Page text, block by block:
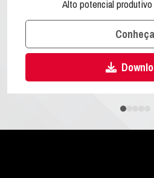
Alto potencial
Conheça